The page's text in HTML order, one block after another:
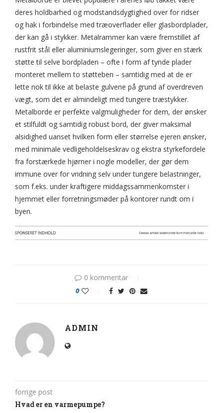
deres holdbarhed og modstandsdygtighed over for ridser
og hak i forbindelse med træoverflader eller glasbordplader,
der kan gå i stykker. Metalrammer kan være fremstillet af
rustfrit stål eller aluminiumslegeringer, som giver en stærk
støtte til selve bordpladen – ofte i form af tynde plader
monteret mellem to støtteben – samtidig med at de er
lette nok til ikke at belaste gulvene på grund af overdreven
vægt, som det er almindeligt med tungere træstykker.
Metalborde er perfekte valgmuligheder for dem, der ønsker
et stilfuldt og samtidig robust bord, der giver maksimal
alsidighed uanset hvilken form eller størrelse ejeren ønsker,
med minimale vedligeholdelseskrav og ekstra styrkefordele
fra forstærkede hjørner i nogle modeller, der gør dem
immune over for vridning selv under tungere belastninger,
som f.eks. under kraftigere middagssammenkomster i
hjemmet eller forretningsmøder på kontorer rundt om i
byen.
0 kommentar
0
ADMIN
forrige post
Hvad er en varmepumpe?